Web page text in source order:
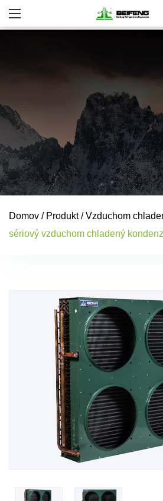
Domov / Produkt/Vzduchom
sériový vzduchom chladený